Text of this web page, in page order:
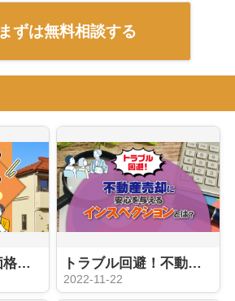
まずは無料相談する
不動産売却時の価格はどう決まる？机上査定と訪問査定の特徴を解説 トラブル回避！不動産売却に安心を与えるインスペクションとは？
2022-11-22